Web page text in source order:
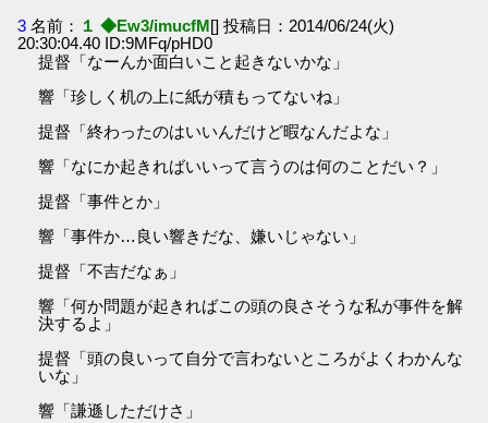
3 名前： １ ◆Ew3/imucfM[] 投稿日：2014/06/24(火)
20:30:04.40 ID:9MFq/pHD0
提督「なーんか面白いこと起きないかな」
響「珍しく机の上に紙が積もってないね」
提督「終わったのはいいんだけど暇なんだよな」
響「なにか起きればいいって言うのは何のことだい？」
提督「事件とか」
響「事件か…良い響きだな、嫌いじゃない」
提督「不吉だなぁ」
響「何か問題が起きればこの頭の良さそうな私が事件を解
決するよ」
提督「頭の良いって自分で言わないところがよくわかんな
いな」
響「謙遜しただけさ」